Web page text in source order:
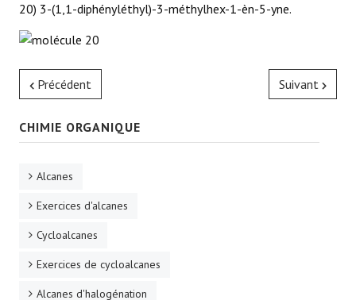
20) 3-(1,1-diphényléthyl)-3-méthylhex-1-èn-5-yne.
Précédent Suivant
CHIMIE ORGANIQUE
Alcanes
Exercices d'alcanes
Cycloalcanes
Exercices de cycloalcanes
Alcanes d'halogénation